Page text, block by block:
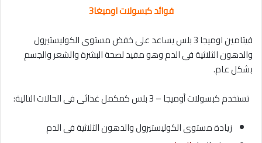
فوائد كبسولات اوميغا3
فيتامين اوميجا 3 بلس يساعد على خفض مستوى الكوليستيرول
والدهون الثلاثية فى الدم وهو مفيد لصحة البشرة والشعر والجسم
بشكل عام.
تستخدم كبسولات أوميجا – 3 بلس كمكمل غذائى فى الحالات التالية:
زيادة مستوى الكوليستيرول والدهون الثلاثية فى الدم